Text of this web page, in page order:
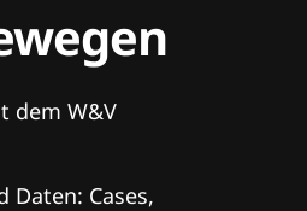
dem W&V
Daten: Cases,